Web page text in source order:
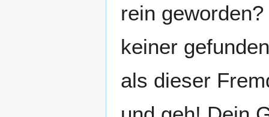
rein
keiner
als dieser